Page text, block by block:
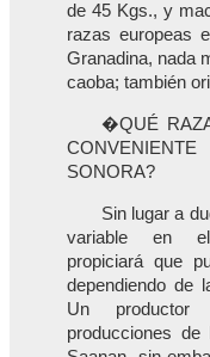
de 45 Kgs., y
razas europeas
Granadina, nada
caoba; también
�QUÉ
SONORA?
Sin lugar a
variable en el
propiciará que
dependiendo de
Un
producciones